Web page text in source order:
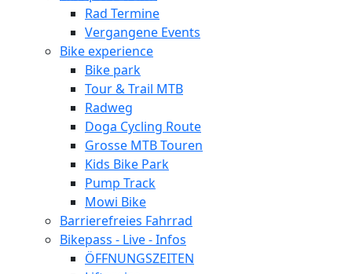
Rad Termine
Vergangene Events
Bike experience
Bike park
Tour & Trail MTB
Radweg
Doga Cycling Route
Grosse MTB Touren
Kids Bike Park
Pump Track
Mowi Bike
Barrierefreies Fahrrad
Bikepass - Live - Infos
ÖFFNUNGSZEITEN